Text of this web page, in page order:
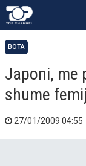
BOTA
Japoni, me
shume
27/01/2009 04:55